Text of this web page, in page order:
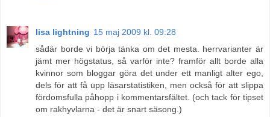
lisa lightning 15 maj 2009 kl. 09:28
sådär borde vi börja tänka om det mesta. herrvarianter är
jämt mer högstatus, så varför inte? framför allt borde alla
kvinnor som bloggar göra det under ett manligt alter ego,
dels för att få upp läsarstatistiken, men också för att slippa
fördomsfulla påhopp i kommentarsfältet. (och tack för tipset
om rakhyvlarna - det är snart säsong.)